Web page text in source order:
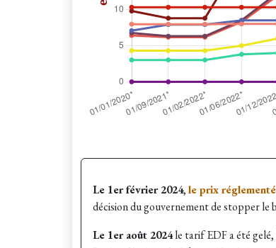
Le 1er février 2024,le prix
décision du gouvernement de stopper
​Le 1er août 2024le tarif EDF a été